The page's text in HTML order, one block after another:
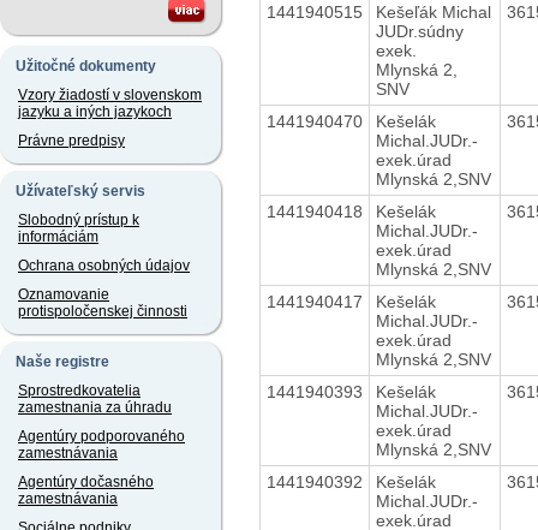
Užitočné dokumenty
Vzory žiadostí v slovenskom
jazyku a iných jazykoch
Právne predpisy
Užívateľský servis
Slobodný prístup k
informáciám
Ochrana osobných údajov
Oznamovanie
protispoločenskej činnosti
Naše registre
Sprostredkovatelia
zamestnania za úhradu
Agentúry podporovaného
zamestnávania
Agentúry dočasného
zamestnávania
1441940515
Kešeľák Michal
JUDr.súdny
exek.
Mlynská 2,
SNV
1441940470
Kešelák
Michal.JUDr.-
exek.úrad
Mlynská 2,SNV
1441940418
Kešelák
Michal.JUDr.-
exek.úrad
Mlynská 2,SNV
1441940417
Kešelák
Michal.JUDr.-
exek.úrad
Mlynská 2,SNV
1441940393
Kešelák
Michal.JUDr.-
exek.úrad
Mlynská 2,SNV
1441940392
Kešelák
Michal.JUDr.-
exek.úrad